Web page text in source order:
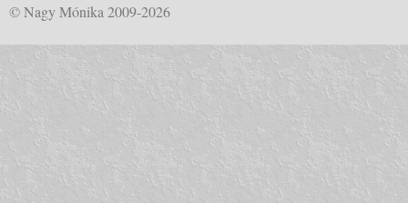
© Nagy Mónika 2009-2026